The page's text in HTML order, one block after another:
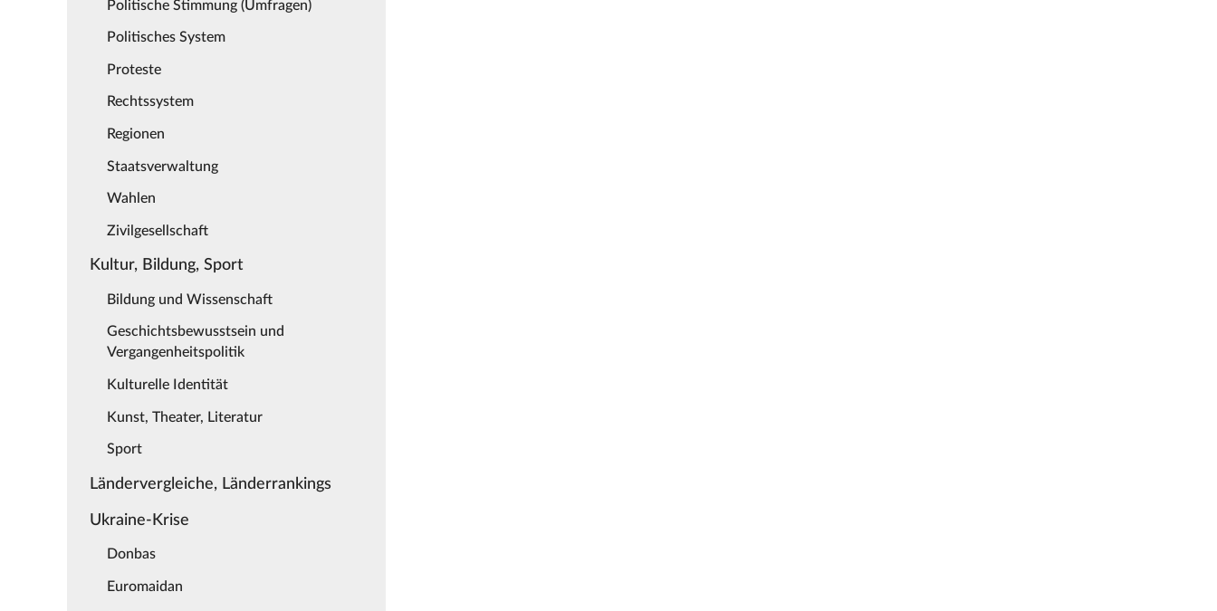
Politische Stimmung (Umfragen)
Politisches System
Proteste
Rechtssystem
Regionen
Staatsverwaltung
Wahlen
Zivilgesellschaft
Kultur, Bildung, Sport
Bildung und Wissenschaft
Geschichtsbewusstsein und
Vergangenheitspolitik
Kulturelle Identität
Kunst, Theater, Literatur
Sport
Ländervergleiche, Länderrankings
Ukraine-Krise
Donbas
Euromaidan